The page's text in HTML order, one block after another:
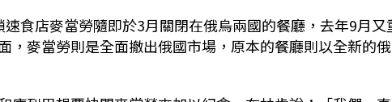
食店麥當勞隨即於3月關閉在俄烏兩國的餐廳，去年9月又
，麥當勞則是全面撤出俄國市場，原本的餐廳則以全新的